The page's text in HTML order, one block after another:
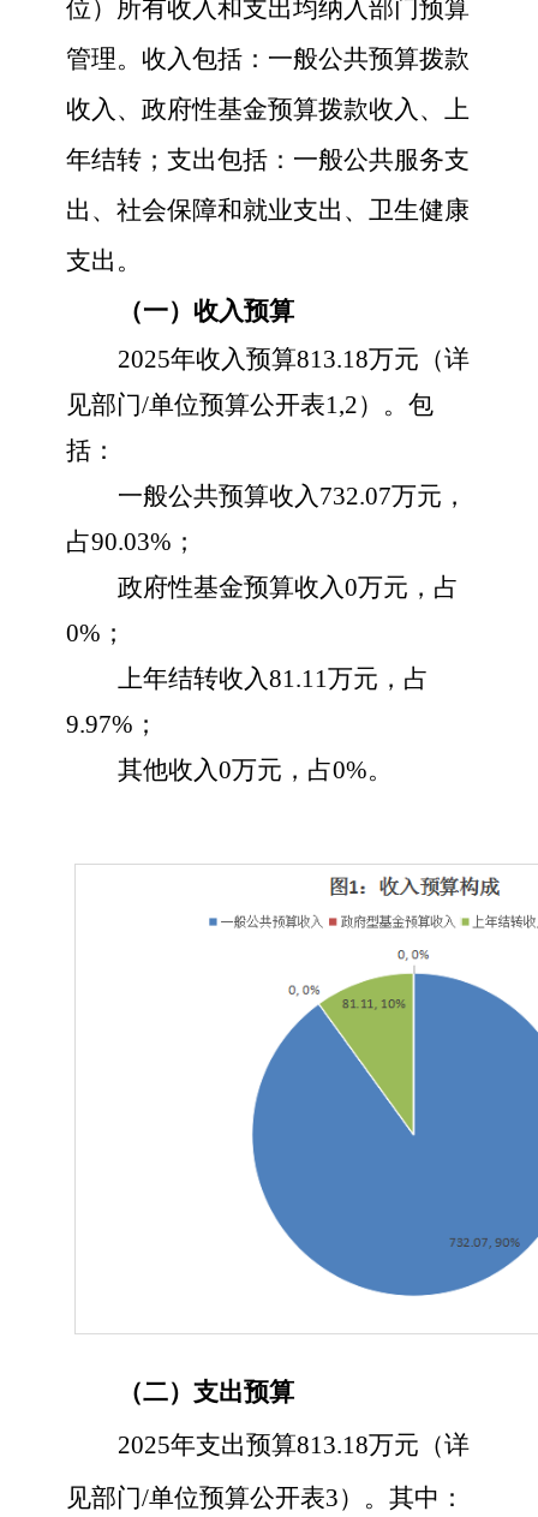
位）所有收入和支出均纳入部门预算
管理。收入包括：一般公共预算拨款
收入、政府性基金预算拨款收入、上
年结转；支出包括：一般公共服务支
出、社会保障和就业支出、卫生健康
支出。
（一）收入预算
2025年收入预算813.18万元（详
见部门/单位预算公开表1,2）。包
括：
一般公共预算收入 732.07万元，
占90.03%；
政府性基金预算收入0万元，占
0%；
上年结转收入81.11万元，占
9.97%；
其他收入0万元，占0%。
（二）支出预算
2025年支出预算813.18万元（详
见部门/单位预算公开表3）。 其中：